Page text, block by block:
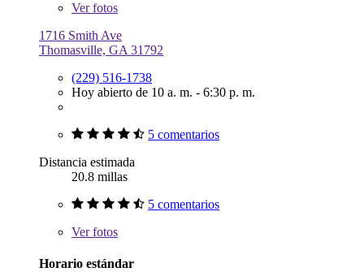
Verfotos
1716 Smith Ave
Thomasville, GA 31792
(229) 516-1738
Hoy abierto de 10 a. m. - 6:30 p. m.
5 comentarios
Distancia estimada
20.8 millas
5 comentarios
Verfotos
Horario estándar